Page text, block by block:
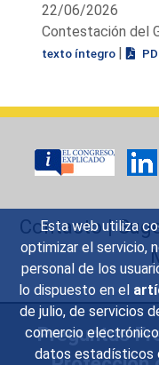
Esta web utiliza
optimizar el servicio,
personal de los
lo dispuesto en el
de julio, de servicios
comercio
datos estadísticos
22/06/2026
Contestación del
texto íntegro |
Contacto|
Preguntas